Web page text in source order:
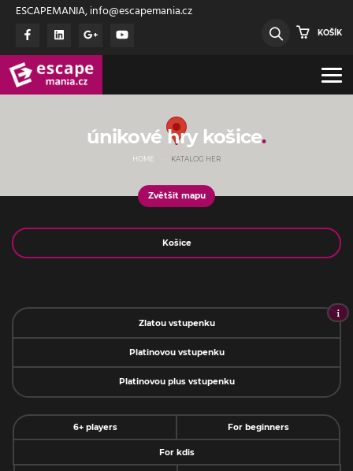
ESCAPEMANIA, info@escapemania.cz
KOŠÍK
Zvětšit mapu
únikové hry košice
HOME KATALOG HER
Jméno
Zlatou vstupenku
Platinovou vstupenku
Platinovou plus vstupenku
6+ players For beginners
For kdis